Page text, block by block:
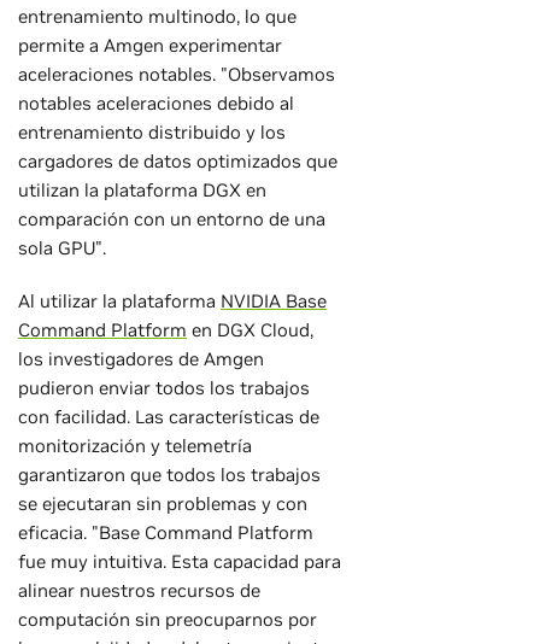
entrenamiento multinodo, lo que
permite a Amgen experimentar
aceleraciones notables. "Observamos
notables aceleraciones debido al
entrenamiento distribuido y los
cargadores de datos optimizados que
utilizan la plataforma DGX en
comparación con un entorno de una
sola GPU".
Al utilizar la plataforma NVIDIA Base
Command Platform en DGX Cloud,
los investigadores de Amgen
pudieron enviar todos los trabajos
con facilidad. Las características de
monitorización y telemetría
garantizaron que todos los trabajos
se ejecutaran sin problemas y con
eficacia. "Base Command Platform
fue muy intuitiva. Esta capacidad para
alinear nuestros recursos de
computación sin preocuparnos por